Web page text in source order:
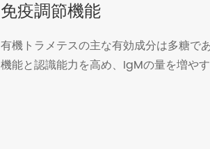
免疫調節機能
有機トラメテスの主な有効成分は多糖で
機能と認識能力を高め、IgMの量を増や